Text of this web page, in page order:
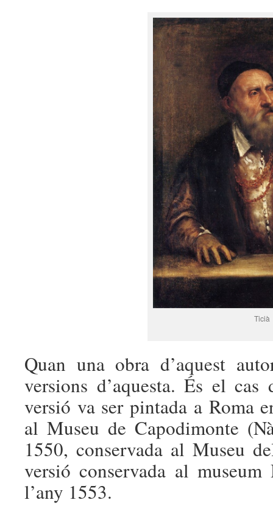
Ticià
Quan una obra d’aquest
versions d’aquesta. És el
versió va ser pintada a Roma
al Museu de Capodimonte
1550, conservada al Museu
versió conservada al
l’any 1553.